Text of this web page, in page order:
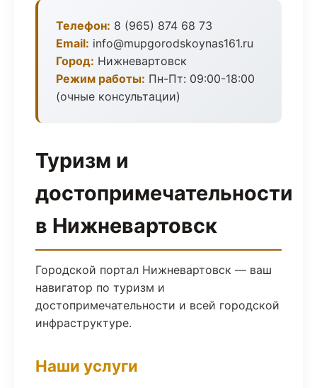
Телефон: 8 (965) 874 68 73
Email: info@mupgorodskoynas161.ru
Город: Нижневартовск
Режим работы: Пн-Пт: 09:00-18:00
(очные консультации)
Туризм и
достопримечательности
в Нижневартовск
Городской портал Нижневартовск — ваш
навигатор по туризм и
достопримечательности и всей городской
инфраструктуре.
Наши услуги